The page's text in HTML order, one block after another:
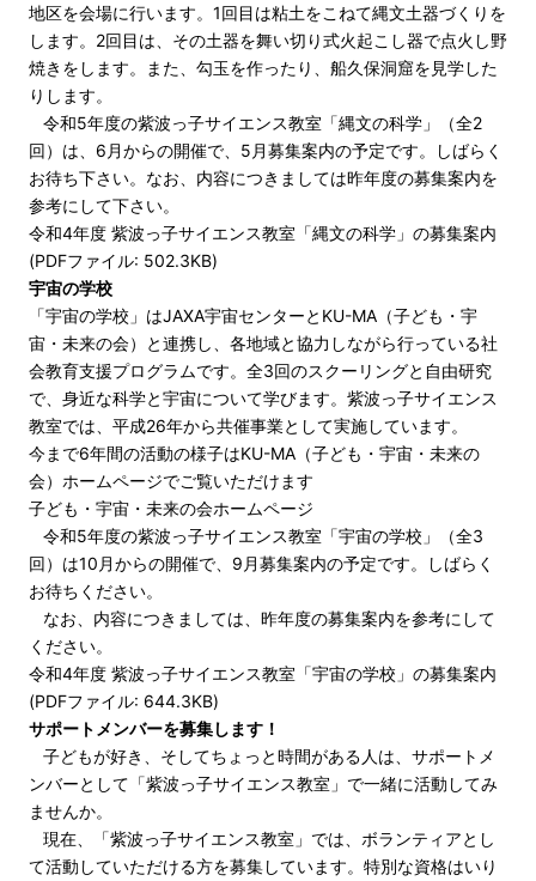
地区を会場に行います。1回目は粘土をこねて縄文土器づくりを
します。2回目は、その土器を舞い切り式火起こし器で点火し野
焼きをします。また、勾玉を作ったり、船久保洞窟を見学した
りします。
令和5年度の紫波っ子サイエンス教室「縄文の科学」（全2
回）は、6月からの開催で、5月募集案内の予定です。しばらく
お待ち下さい。なお、内容につきましては昨年度の募集案内を
参考にして下さい。
令和4年度 紫波っ子サイエンス教室「縄文の科学」の募集案内
(PDFファイル: 502.3KB)
宇宙の学校
「宇宙の学校」はJAXA宇宙センターとKU-MA（子ども・宇
宙・未来の会）と連携し、各地域と協力しながら行っている社
会教育支援プログラムです。全3回のスクーリングと自由研究
で、身近な科学と宇宙について学びます。紫波っ子サイエンス
教室では、平成26年から共催事業として実施しています。
今まで6年間の活動の様子はKU-MA（子ども・宇宙・未来の
会）ホームページでご覧いただけます
子ども・宇宙・未来の会ホームページ
令和5年度の紫波っ子サイエンス教室「宇宙の学校」（全3
回）は10月からの開催で、9月募集案内の予定です。しばらく
お待ちください。
なお、内容につきましては、昨年度の募集案内を参考にして
ください。
令和4年度 紫波っ子サイエンス教室「宇宙の学校」の募集案内
(PDFファイル: 644.3KB)
サポートメンバーを募集します！
子どもが好き、そしてちょっと時間がある人は、サポートメ
ンバーとして「紫波っ子サイエンス教室」で一緒に活動してみ
ませんか。
現在、「紫波っ子サイエンス教室」では、ボランティアとし
て活動していただける方を募集しています。特別な資格はいり